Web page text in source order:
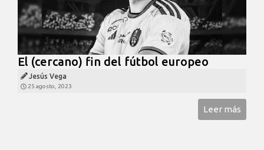
El (cercano) fin del fútbol europeo
Jesús Vega
25 agosto, 2023
Leer más